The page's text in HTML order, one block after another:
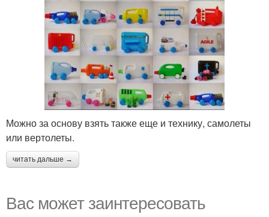
Можно за основу взять также еще и технику, самолеты
или вертолеты.
читать дальше →
Вас может заинтересовать